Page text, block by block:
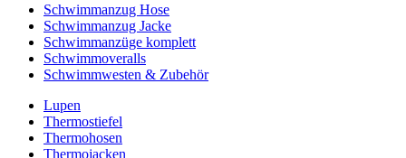
Schwimmanzug Hose
Schwimmanzug Jacke
Schwimmanzüge komplett
Schwimmoveralls
Schwimmwesten & Zubehör
Lupen
Thermostiefel
Thermohosen
Thermojacken